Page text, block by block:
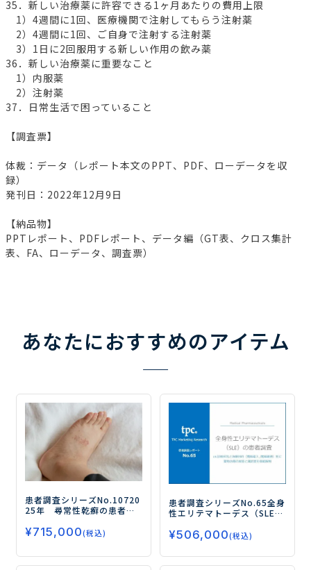
35．新しい治療薬に許容できる1ヶ月あたりの費用上限
1）4週間に1回、医療機関で注射してもらう注射薬
2）4週間に1回、ご自身で注射する注射薬
3）1日に2回服用する新しい作用の飲み薬
36．新しい治療薬に重要なこと
1）内服薬
2）注射薬
37．日常生活で困っていること
【調査票】
体裁：データ（レポート本文のPPT、PDF、ローデータを収
録）
発刊日：2022年12月9日
【納品物】
PPTレポート、PDFレポート、データ編（GT表、クロス集計
表、FA、ローデータ、調査票）
あなたにおすすめのアイテム
患者調査シリーズNo.10720
25年 尋常性乾癬の患者調
学的製剤の処方状況と使用
評価、薬物治療の満足度、
¥715,000(税込)
患者調査シリーズNo.65全身
性エリテマトーデス（SLE）
治療目的（寛解導入/寛解維
持）別に薬物治療の実態と
満足度を徹底解明―
¥506,000(税込)